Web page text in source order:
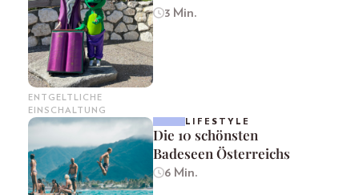
ENTGELTLICHE
EINSCHALTUNG
3 Min.
LIFESTYLE
Die 10 schönsten
Badeseen Österreichs
6 Min.